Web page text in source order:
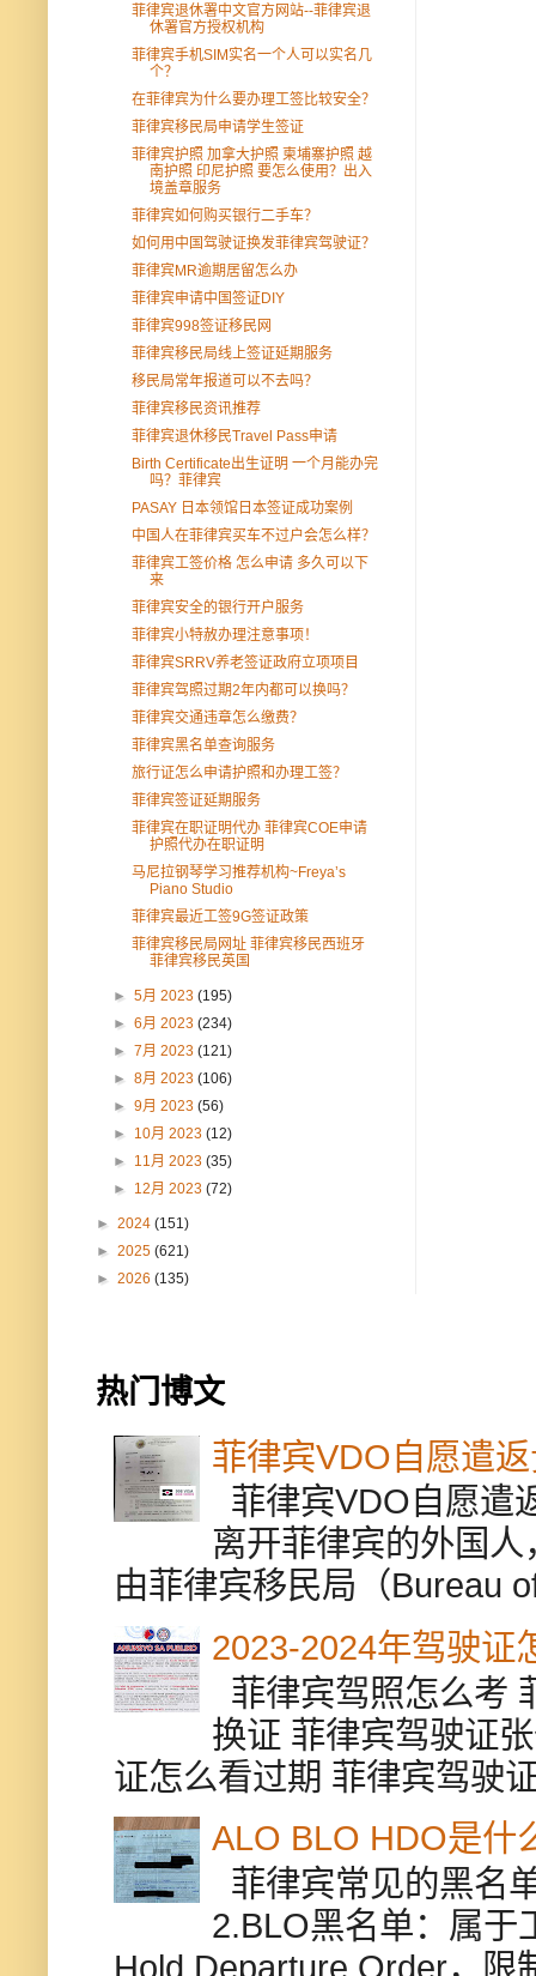
菲律宾退休署中文官方网站--菲律宾退
休署官方授权机构
菲律宾手机SIM实名一个人可以实名几
个？
在菲律宾为什么要办理工签比较安全？
菲律宾移民局申请学生签证
菲律宾护照 加拿大护照 柬埔寨护照 越
南护照 印尼护照 要怎么使用？出入
境盖章服务
菲律宾如何购买银行二手车？
如何用中国驾驶证换发菲律宾驾驶证？
菲律宾MR逾期居留怎么办
菲律宾申请中国签证DIY
菲律宾998签证移民网
菲律宾移民局线上签证延期服务
移民局常年报道可以不去吗？
菲律宾移民资讯推荐
菲律宾退休移民Travel Pass申请
Birth Certificate出生证明 一个月能办完
吗？菲律宾
PASAY 日本领馆日本签证成功案例
中国人在菲律宾买车不过户会怎么样？
菲律宾工签价格 怎么申请 多久可以下
来
菲律宾安全的银行开户服务
菲律宾小特赦办理注意事项！
菲律宾SRRV养老签证政府立项项目
菲律宾驾照过期2年内都可以换吗？
菲律宾交通违章怎么缴费？
菲律宾黑名单查询服务
旅行证怎么申请护照和办理工签？
菲律宾签证延期服务
菲律宾在职证明代办 菲律宾COE申请
护照代办在职证明
马尼拉钢琴学习推荐机构~Freya’s
Piano Studio
菲律宾最近工签9G签证政策
菲律宾移民局网址 菲律宾移民西班牙
菲律宾移民英国
►5月 2023(195)
►6月 2023(234)
►7月 2023(121)
►8月 2023(106)
►9月 2023(56)
► 10月 2023(12)
► 11月 2023(35)
► 12月 2023(72)
► 2024 (151)
► 2025 (621)
► 2026 (135)
热门博文
菲律宾VDO自愿遣
菲律宾VDO自愿遣
离开菲律宾的外国
由菲律宾移民局（Bureau
2023-2024年驾驶证
菲律宾驾照怎么考
换证 菲律宾驾驶证
证怎么看过期 菲律宾驾驶
ALO BLO HDO是什
菲律宾常见的黑名
2.BLO黑名单：属于
Hold Departure Order，限